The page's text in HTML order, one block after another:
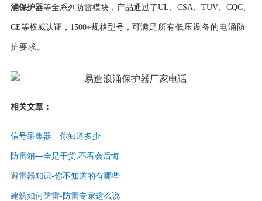
涌保护器等全系列防雷模块，产品通过了UL、CSA、TUV、CQC、
CE等权威认证， 1500+规格型号，可满足所有低压设备的电涌防
护要求。
相关文章：
信号采集器—你知道多少
防雷箱—全是干货,不看会后悔
避雷器知识-你不知道的有哪些
建筑如何防雷-防雷专家这么说